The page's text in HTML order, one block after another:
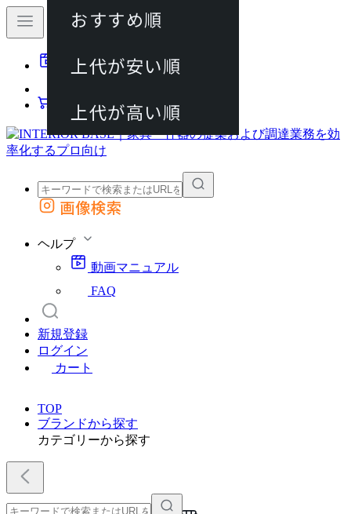
動画マニュアル
カート
外部サイトの商品をカートに追加
画像検索
ヘルプ
動画マニュアル
FAQ
新規登録
ログイン
カート
TOP
ブランドから探す
カテゴリーから探す
おすすめ順
上代が安い順
上代が高い順